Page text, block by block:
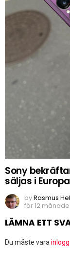
Sony
säljas i
byRasmus
för 12
LÄMNA ETT
Du måste vara